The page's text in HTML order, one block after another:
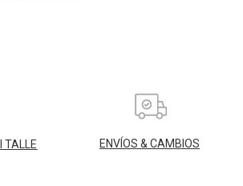
TALLE ENVÍOS & CAMBIOS